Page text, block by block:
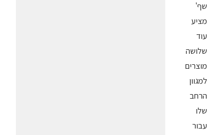
שף'
מציע
עוד
שלושה
מוצרים
למגוון
הרחב
שלו
עבור